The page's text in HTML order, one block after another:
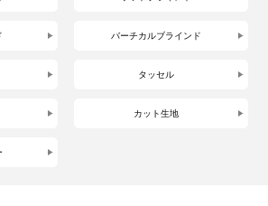
バーチカルブラインド
タッセル
カット生地